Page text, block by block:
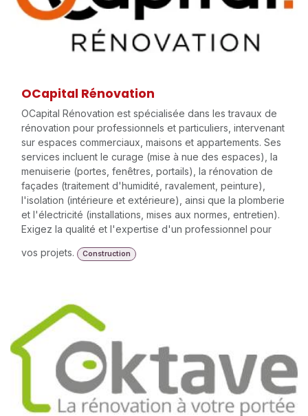
OCapital Rénovation
OCapital Rénovation est spécialisée dans les travaux de
rénovation pour professionnels et particuliers, intervenant
sur espaces commerciaux, maisons et appartements. Ses
services incluent le curage (mise à nue des espaces), la
menuiserie (portes, fenêtres, portails), la rénovation de
façades (traitement d'humidité, ravalement, peinture),
l'isolation (intérieure et extérieure), ainsi que la plomberie
et l'électricité (installations, mises aux normes, entretien).
Exigez la qualité et l'expertise d'un professionnel pour
vos projets.
Construction